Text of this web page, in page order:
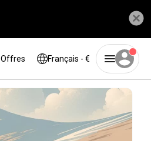
Offres Français - €